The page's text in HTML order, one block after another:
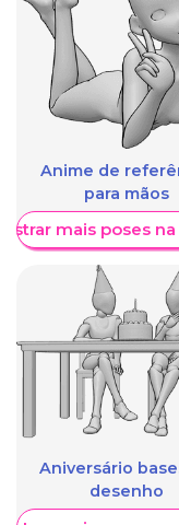
Anime de
para mãos
mais poses na
Aniversário
desenho